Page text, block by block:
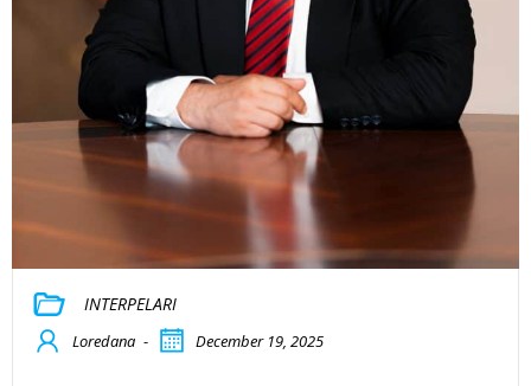
INTERPELARI
Loredana - December 19, 2025